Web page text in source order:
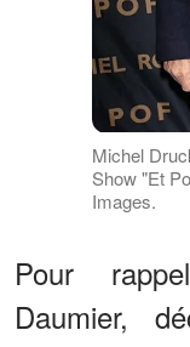
Michel
Show "Et
Images.
Pour
Daumier,